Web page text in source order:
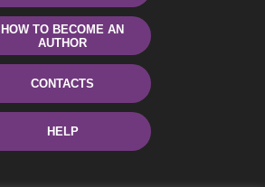
HOW TO BECOME AN
AUTHOR
CONTACTS
HELP